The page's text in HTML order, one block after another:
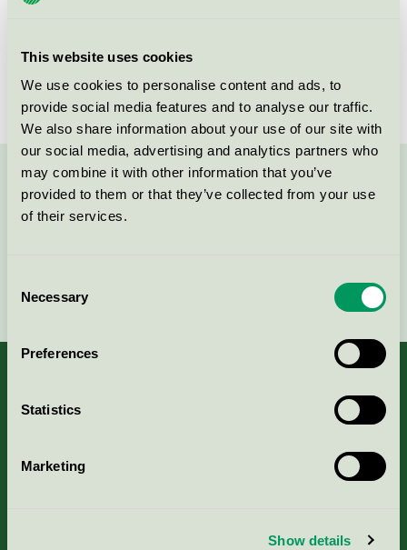
This website uses cookies
We use cookies to personalise content and ads, to
provide social media features and to analyse our traffic.
We also share information about your use of our site with
our social media, advertising and analytics partners who
may combine it with other information that you’ve
provided to them or that they’ve collected from your use
of their services.
Selection
Necessary
Preferences
Statistics
Marketing
Show details
Intresserad av vad som
presenterades?
Ta del av lanseringspresentationen här.
Kontakta oss på 08-55 55 24 00eller via formuläret: